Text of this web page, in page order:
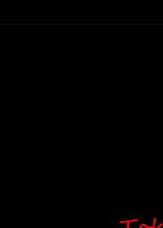
寺 Red Bunny
トゥー画像
girl tattoo）